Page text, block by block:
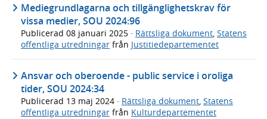
Mediegrundlagarna och tillgänglighetskrav för
vissa medier, SOU 2024:96
Publicerad 08 januari 2025 · Rättsliga dokument, Statens
offentliga utredningar från Justitiedepartementet
Ansvar och oberoende - public service i oroliga
tider, SOU 2024:34
Publicerad 13 maj 2024 · Rättsliga dokument Statens
offentliga utredningar från Kulturdepartementet